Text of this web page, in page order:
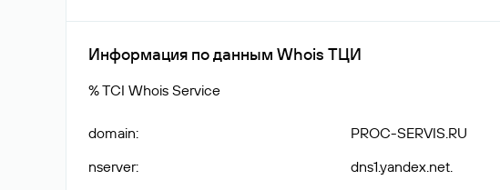
Информация по данным Whois ТЦИ
% TCI Whois Service
domain:
PROC-SERVIS.RU
nserver:
dns1.yandex.net.